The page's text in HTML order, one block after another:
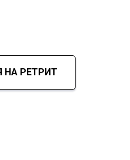
НА РЕТРИТ